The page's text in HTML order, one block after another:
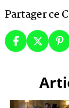
Partager ce